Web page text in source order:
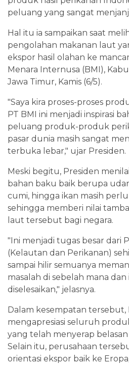
peluang yang sangat
Hal itu ia sampaikan saat
pengolahan makanan laut
ekspor hasil olahan ke
Menara Internusa (BMI),
Jawa Timur, Kamis (6/5).
"Saya kira proses-proses
PT BMI ini menjadi inspirasi
peluang produk-produk
pasar dunia masih sangat
terbuka lebar," ujar Presiden.
Meski begitu, Presiden
bahan baku baik berupa
cumi, hingga ikan masih
sehingga memberi nilai
laut tersebut bagi negara.
"Ini menjadi tugas besar dari
(Kelautan dan Perikanan)
sampai hilir semuanya
masalah di sebelah mana
diselesaikan," jelasnya.
Dalam kesempatan tersebut,
mengapresiasi seluruh
yang telah menyerap
Selain itu, perusahaan
orientasi ekspor baik ke